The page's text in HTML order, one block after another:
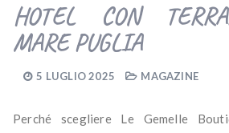
HOTEL CON
MARE PUGLIA
5 LUGLIO 2025 MAGAZINE
Perché scegliere Le Gemelle